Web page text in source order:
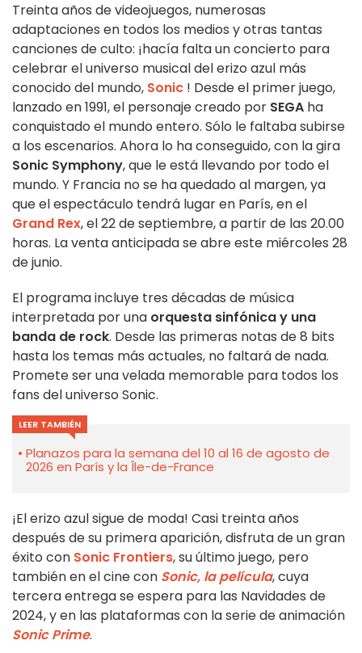
Treinta años de videojuegos, numerosas
adaptaciones en todos los medios y otras tantas
canciones de culto: ¡hacía falta un concierto para
celebrar el universo musical del erizo azul más
conocido del mundo, Sonic ! Desde el primer juego,
lanzado en 1991, el personaje creado por SEGA ha
conquistado el mundo entero. Sólo le faltaba subirse
a los escenarios. Ahora lo ha conseguido, con la gira
Sonic Symphony, que le está llevando por todo el
mundo. Y Francia no se ha quedado al margen, ya
que el espectáculo tendrá lugar en París, en el
Grand Rex, el 22 de septiembre, a partir de las 20.00
horas. La venta anticipada se abre este miércoles 28
de junio.
El programa incluye tres décadas de música
interpretada por una orquesta sinfónica y una
banda de rock. Desde las primeras notas de 8 bits
hasta los temas más actuales, no faltará de nada.
Promete ser una velada memorable para todos los
fans del universo Sonic.
LEER TAMBIÉN
Planazos para la semana del 10 al 16 de agosto de
2026 en París y la Île-de-France
¡El erizo azul sigue de moda! Casi treinta años
después de su primera aparición, disfruta de un gran
éxito con Sonic Frontiers, su último juego, pero
también en el cine con Sonic, la película, cuya
tercera entrega se espera para las Navidades de
2024, y en las plataformas con la serie de animación
Sonic Prime.